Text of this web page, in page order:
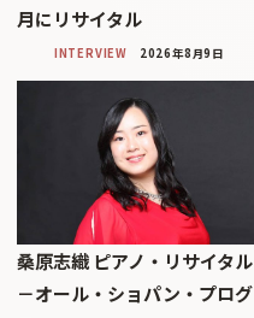
月にリサイタル
INTERVIEW 2026年8月9日
桑原志織 ピアノ・リサイタル
－オール・ショパン・プログ